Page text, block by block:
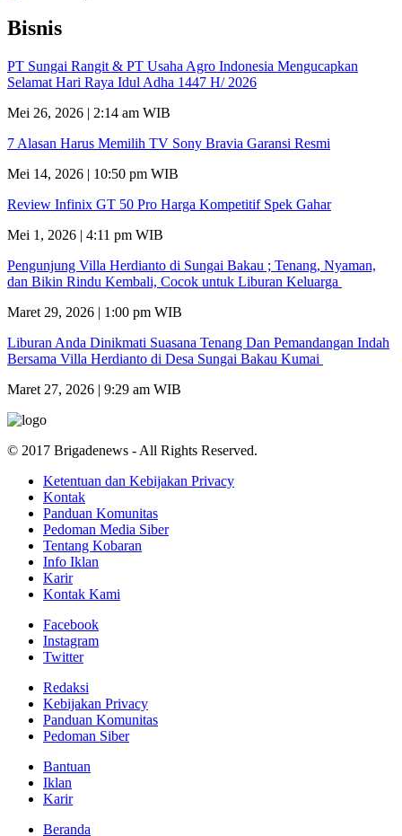
Bisnis
PT Sungai Rangit & PT Usaha Agro Indonesia Mengucapkan
Selamat Hari Raya Idul Adha 1447 H/ 2026
Mei 26, 2026 | 2:14 am WIB
7 Alasan Harus Memilih TV Sony Bravia Garansi Resmi
Mei 14, 2026 | 10:50 pm WIB
Review Infinix GT 50 Pro Harga Kompetitif Spek Gahar
Mei 1, 2026 | 4:11 pm WIB
Pengunjung Villa Herdianto di Sungai Bakau ; Tenang, Nyaman,
dan Bikin Rindu Kembali, Cocok untuk Liburan Keluarga
Maret 29, 2026 | 1:00 pm WIB
Liburan Anda Dinikmati Suasana Tenang Dan Pemandangan Indah
Bersama Villa Herdianto di Desa Sungai Bakau Kumai
Maret 27, 2026 | 9:29 am WIB
© 2017 Brigadenews - All Rights Reserved.
Ketentuan dan Kebijakan Privacy
Kontak
Panduan Komunitas
Pedoman Media Siber
Tentang Kobaran
Info Iklan
Karir
Kontak Kami
Facebook
Instagram
Twitter
Redaksi
Kebijakan Privacy
Panduan Komunitas
Pedoman Siber
Bantuan
Iklan
Karir
Beranda